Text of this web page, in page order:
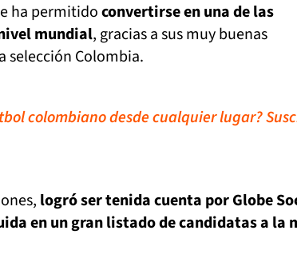
ha permitidoconvertirse en una de las
mundial, gracias a sus muy buenas
selección Colombia.
colombiano desde cualquier lugar?
logró ser tenida cuenta por Globe
en un gran listado de candidatas a la